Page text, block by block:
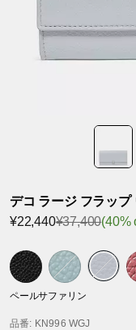
デコ ラージ フラップ
¥22,440¥37,400(40%
ペールサファリン
品番: KN996 WGJ